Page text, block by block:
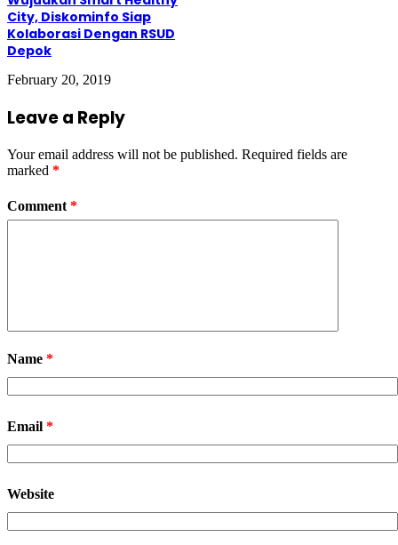
City, Diskominfo Siap
Kolaborasi Dengan RSUD
Depok
February 20, 2019
Leave a Reply
Your email address will not be published. Required fields are
marked *
Comment *
Name *
Email *
Website